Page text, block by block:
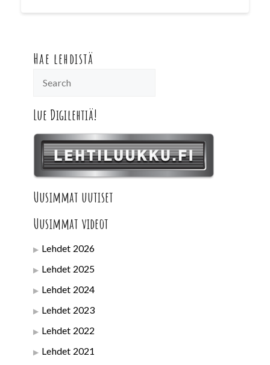
Hae lehdistä
Lue Digilehtiä!
Uusimmat uutiset
Uusimmat videot
Lehdet 2026
Lehdet 2025
Lehdet 2024
Lehdet 2023
Lehdet 2022
Lehdet 2021